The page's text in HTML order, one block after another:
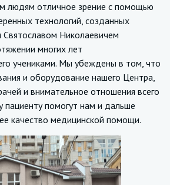
людям отличное зрение с помощью
технологий, созданных
Николаевичем
многих лет
учениками. Мы убеждены в том, что
и оборудование нашего Центра,
и внимательное отношения всего
пациенту помогут нам и дальше
качество медицинской помощи.